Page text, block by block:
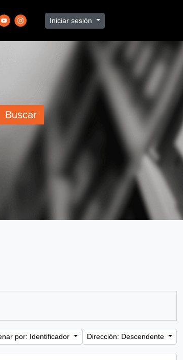
Iniciar sesión
Buscar
por: Identificador Dirección: Descendente